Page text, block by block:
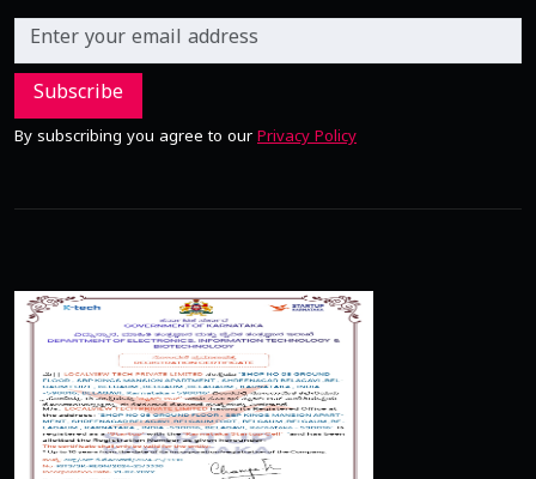
Subscribe
By subscribing you agree to our Privacy Policy